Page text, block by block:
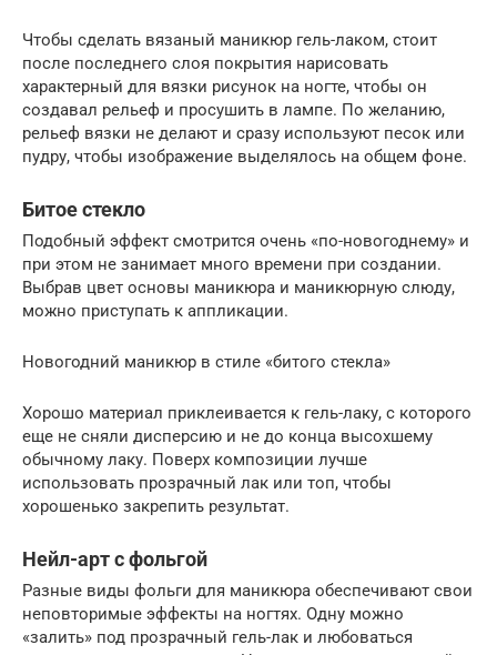
Чтобы сделать вязаный маникюр гель-лаком, стоит
после последнего слоя покрытия нарисовать
характерный для вязки рисунок на ногте, чтобы он
создавал рельеф и просушить в лампе. По желанию,
рельеф вязки не делают и сразу используют песок или
пудру, чтобы изображение выделялось на общем фоне.
Битое стекло
Подобный эффект смотрится очень «по-новогоднему» и
при этом не занимает много времени при создании.
Выбрав цвет основы маникюра и маникюрную слюду,
можно приступать к аппликации.
Новогодний маникюр в стиле «битого стекла»
Хорошо материал приклеивается к гель-лаку, с которого
еще не сняли дисперсию и не до конца высохшему
обычному лаку. Поверх композиции лучше
использовать прозрачный лак или топ, чтобы
хорошенько закрепить результат.
Нейл-арт с фольгой
Разные виды фольги для маникюра обеспечивают свои
неповторимые эффекты на ногтях. Одну можно
«залить» под прозрачный гель-лак и любоваться